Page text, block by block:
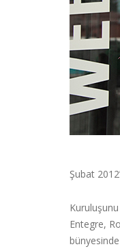
Şubat
Entegre,